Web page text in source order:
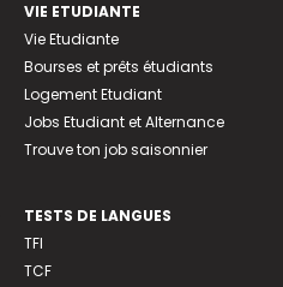
VIE ETUDIANTE
Vie Etudiante
Bourses et prêts étudiants
Logement Etudiant
Jobs Etudiant et Alternance
Trouve ton job saisonnier
TESTS DE LANGUES
TFI
TCF